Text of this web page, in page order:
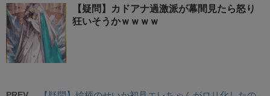
【疑問】カドアナ過激派が幕間見たら怒り
狂いそうかｗｗｗｗ